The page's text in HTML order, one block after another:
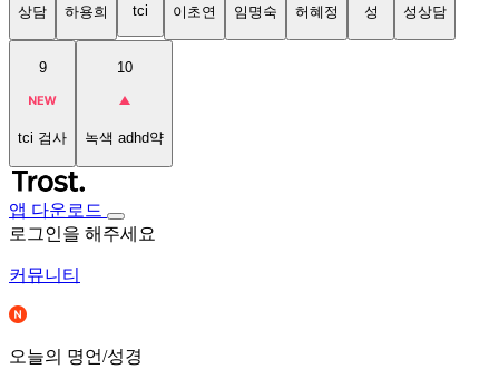
상담 하용희 tci 이초연 임명숙 허혜정 성 성상담
9
tci 검사
10
녹색 adhd약
앱 다운로드
로그인을 해주세요
커뮤니티
오늘의 명언/성경